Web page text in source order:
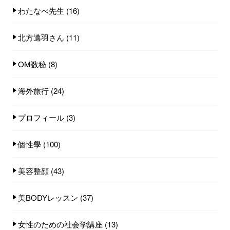
わたなべ先生 (16)
北方邁羽さん (11)
OM数秘 (8)
海外旅行 (24)
プロフィール (3)
個性學 (100)
美容整顔 (43)
美BODYレッスン (37)
女性のための社会学講座 (13)